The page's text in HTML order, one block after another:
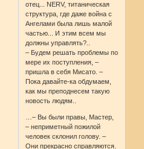
отец... NERV, титаническая
структура, где даже война с
Ангелами была лишь малой
частью... И этим всем мы
должны управлять?..
– Будем решать проблемы по
мере их поступления, –
пришла в себя Мисато. –
Пока давайте-ка обдумаем,
как мы преподнесем такую
новость людям..
…– Вы были правы, Мастер,
– неприметный пожилой
человек склонил голову. –
Они прекрасно справляются.